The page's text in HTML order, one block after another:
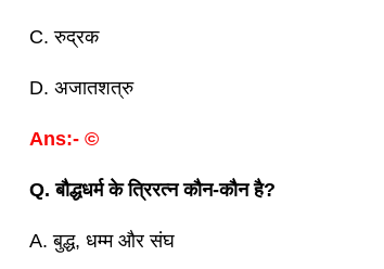
C. रुद्रक
D. अजातशत्रु
Ans:- ©
Q. बौद्धधर्म के त्रिरत्न कौन-कौन है?
A. बुद्ध, धम्म और संघ